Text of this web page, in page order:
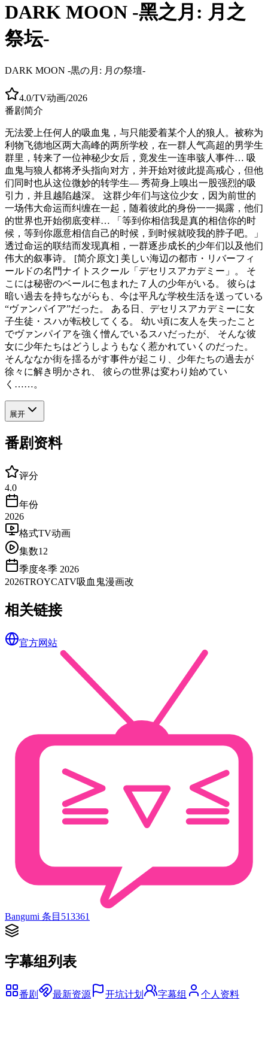
DARK MOON -黑之月: 月之
祭坛-
DARK MOON -黒の月: 月の祭壇-
4.0/TV动画/2026
番剧简介
无法爱上任何人的吸血鬼，与只能爱着某个人的狼人。被称为
利物飞德地区两大高峰的两所学校，在一群人气高超的男学生
群里，转来了一位神秘少女后，竟发生一连串骇人事件… 吸
血鬼与狼人都将矛头指向对方，并开始对彼此提高戒心，但他
们同时也从这位微妙的转学生— 秀荷身上嗅出一股强烈的吸
引力，并且越陷越深。 这群少年们与这位少女，因为前世的
一场伟大命运而纠缠在一起，随着彼此的身份一一揭露，他们
的世界也开始彻底变样… 「等到你相信我是真的相信你的时
候，等到你愿意相信自己的时候，到时候就咬我的脖子吧。」
透过命运的联结而发现真相，一群逐步成长的少年们以及他们
伟大的叙事诗。 [简介原文] 美しい海辺の都市・リバーフィ
ールドの名門ナイトスクール「デセリスアカデミー」。 そ
こには秘密のベールに包まれた７人の少年がいる。 彼らは
暗い過去を持ちながらも、今は平凡な学校生活を送っている
“ヴァンパイア”だった。 ある日、デセリスアカデミーに女
子生徒・スハが転校してくる。 幼い頃に友人を失ったこと
でヴァンパイアを強く憎んでいるスハだったが、 そんな彼
女に少年たちはどうしようもなく惹かれていくのだった。
そんななか街を揺るがす事件が起こり、少年たちの過去が
徐々に解き明かされ、 彼らの世界は変わり始めてい
く……。
展开
番剧资料
评分
4.0
年份
2026
格式TV动画
集数12
季度冬季 2026
2026TROYCATV吸血鬼漫画改
相关链接
官方网站
Bangumi 条目 513361
字幕组列表
番剧 最新资源 开坑计划 字幕组 个人资料